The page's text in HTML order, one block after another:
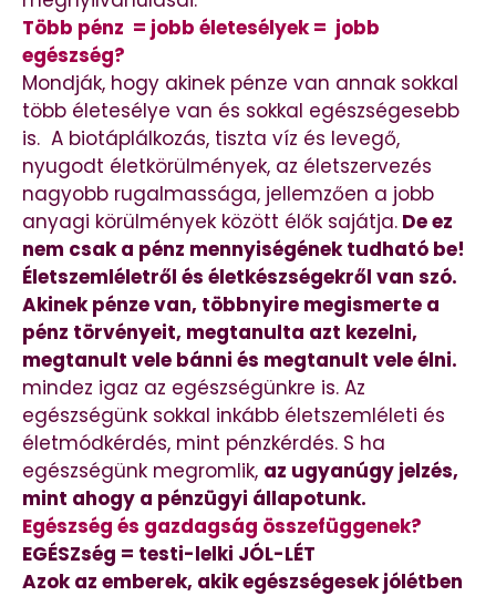
Több pénz = jobb életesélyek = jobb
egészség?
Mondják, hogy akinek pénze van annak sokkal
több életesélye van és sokkal egészségesebb
is. A biotáplálkozás, tiszta víz és levegő,
nyugodt életkörülmények, az életszervezés
nagyobb rugalmassága, jellemzően a jobb
anyagi körülmények között élők sajátja. De ez
nem csak a pénz mennyiségének tudható be!
Életszemléletről és életkészségekről van szó.
Akinek pénze van, többnyire megismerte a
pénz törvényeit, megtanulta azt kezelni,
megtanult vele bánni és megtanult vele élni.
mindez igaz az egészségünkre is. Az
egészségünk sokkal inkább életszemléleti és
életmódkérdés, mint pénzkérdés. S ha
egészségünk megromlik, az ugyanúgy jelzés,
mint ahogy a pénzügyi állapotunk.
Egészség és gazdagság összefüggenek?
EGÉSZség = testi-lelki JÓL-LÉT
Azok az emberek, akik egészségesek jólétben